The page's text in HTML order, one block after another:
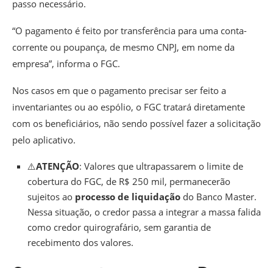
passo necessário.
“O pagamento é feito por transferência para uma conta-
corrente ou poupança, de mesmo CNPJ, em nome da
empresa”, informa o FGC.
Nos casos em que o pagamento precisar ser feito a
inventariantes ou ao espólio, o FGC tratará diretamente
com os beneficiários, não sendo possível fazer a solicitação
pelo aplicativo.
⚠️ATENÇÃO: Valores que ultrapassarem o limite de
cobertura do FGC, de R$ 250 mil, permanecerão
sujeitos ao processo de liquidação do Banco Master.
Nessa situação, o credor passa a integrar a massa falida
como credor quirografário, sem garantia de
recebimento dos valores.